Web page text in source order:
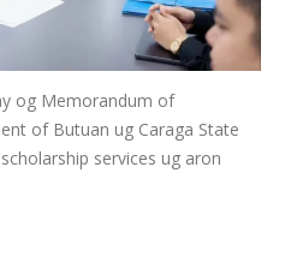
og Memorandum of
of Butuan ug Caraga State
services ug aron